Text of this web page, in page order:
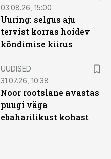
03.08.26, 15:00
Uuring: selgus aju
tervist korras hoidev
kõndimise kiirus
UUDISED
31.07.26, 10:38
Noor rootslane avastas
puugi väga
ebaharilikust kohast